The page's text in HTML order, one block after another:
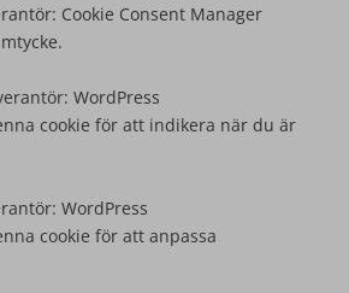
Cookie Consent Manager
WordPress
cookie för att indikera när du är
WordPress
cookie för att anpassa